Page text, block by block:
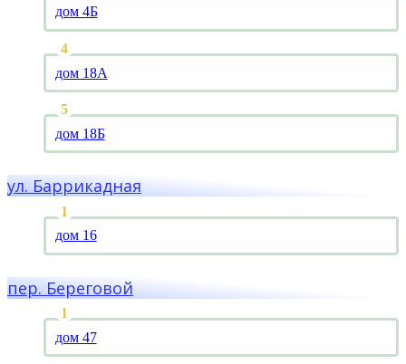
дом 4Б
дом 18А
дом 18Б
ул. Баррикадная
дом 16
пер. Береговой
дом 47